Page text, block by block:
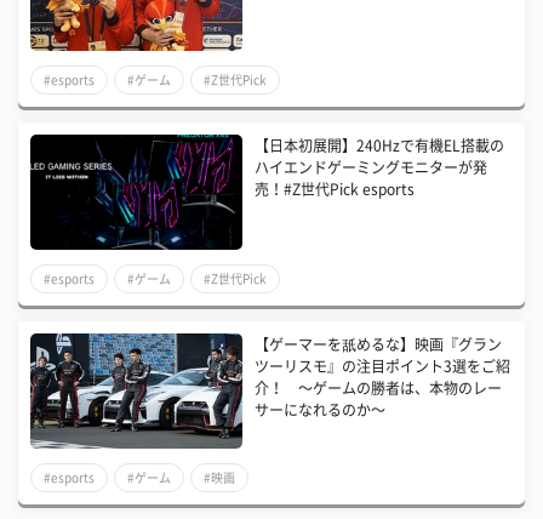
#esports #ゲーム #Z世代Pick
【日本初展開】240Hzで有機EL搭載の
ハイエンドゲーミングモニターが発
売！#Z世代Pick esports
#esports #ゲーム #Z世代Pick
【ゲーマーを舐めるな】映画『グラン
ツーリスモ』の注目ポイント3選をご紹
介！ 〜ゲームの勝者は、本物のレー
サーになれるのか〜
#esports #ゲーム #映画